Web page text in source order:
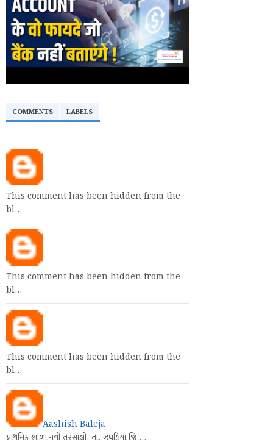
COMMENTS LABELS
This comment has been hidden from the
bl…
This comment has been hidden from the
bl…
This comment has been hidden from the
bl…
Aashish Baleja
પ્રાથમિક શાળા નવી તરસાલી. તા. ઝઘડિયા જિ.…